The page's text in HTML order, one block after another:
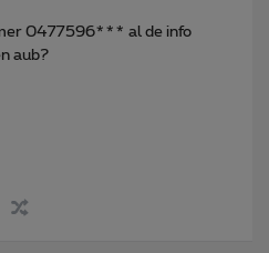
0477596*** al de info
aub?